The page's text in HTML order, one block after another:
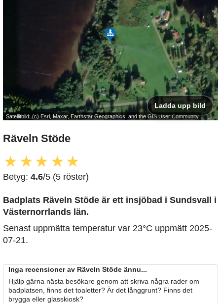
Satellitbild:(c) Esri, Maxar, Earthstar Geographics, and the GIS User Community
Ladda upp bild
Räveln Stöde
★ ★★ ★★
Betyg: 4.6/5 (5 röster)
Badplats Räveln Stöde är ett insjöbad i Sundsvall i
Västernorrlands län.
Senast uppmätta temperatur var 23°C uppmätt 2025-
07-21.
Inga recensioner av Räveln Stöde ännu...
Hjälp gärna nästa besökare genom att skriva några rader om
badplatsen, finns det toaletter? Är det långgrunt? Finns det
brygga eller glasskiosk?